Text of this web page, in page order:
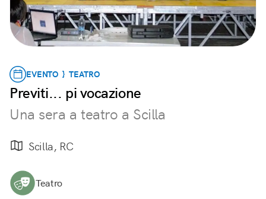
EVENTO } TEATRO
Previti... pi vocazione
Una sera a teatro a Scilla
Scilla, RC
Teatro